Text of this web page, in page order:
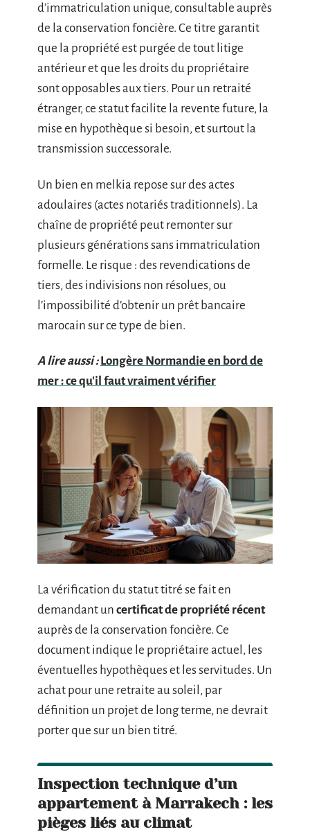
d’immatriculation unique, consultable auprès
de la conservation foncière. Ce titre garantit
que la propriété est purgée de tout litige
antérieur et que les droits du propriétaire
sont opposables aux tiers. Pour un retraité
étranger, ce statut facilite la revente future, la
mise en hypothèque si besoin, et surtout la
transmission successorale.
Un bien en melkia repose sur des actes
adoulaires (actes notariés traditionnels). La
chaîne de propriété peut remonter sur
plusieurs générations sans immatriculation
formelle. Le risque : des revendications de
tiers, des indivisions non résolues, ou
l’impossibilité d’obtenir un prêt bancaire
marocain sur ce type de bien.
A lire aussi : Longère Normandie en bord de
mer : ce qu'il faut vraiment vérifier
La vérification du statut titré se fait en
demandant un certificat de propriété récent
auprès de la conservation foncière. Ce
document indique le propriétaire actuel, les
éventuelles hypothèques et les servitudes. Un
achat pour une retraite au soleil, par
définition un projet de long terme, ne devrait
porter que sur un bien titré.
Inspection technique d’un
appartement à Marrakech : les
pièges liés au climat